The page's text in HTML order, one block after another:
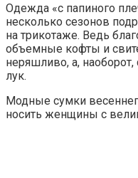
Одежда «с папиного
несколько сезонов
на трикотаже. Ведь
объемные кофты и
неряшливо, а,
лук.
Модные сумки
носить женщины с